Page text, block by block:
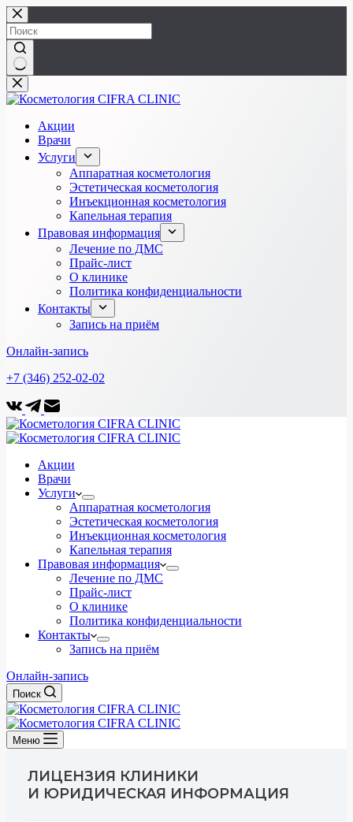
Перейти
к
сути
Ничего
не
Акции
Врачи
Услуги
Аппаратная косметология
Эстетическая косметология
Инъекционная косметология
Капельная терапия
Правовая информация
Лечение по ДМС
Прайс-лист
О клинике
Политика конфиденциальности
Контакты
Запись на приём
Онлайн-запись
+7 (346) 252-02-02
Акции
Врачи
Услуги
Аппаратная косметология
Эстетическая косметология
Инъекционная косметология
Капельная терапия
Правовая информация
Лечение по ДМС
Прайс-лист
О клинике
Политика конфиденциальности
Контакты
Запись на приём
Онлайн-запись
Поиск
Меню
ЛИЦЕНЗИЯ КЛИНИКИ
И ЮРИДИЧЕСКАЯ ИНФОРМАЦИЯ